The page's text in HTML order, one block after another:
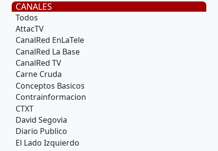
CANALES
Todos
AttacTV
CanalRed EnLaTele
CanalRed La Base
CanalRed TV
Carne Cruda
Conceptos Basicos
Contrainformacion
CTXT
David Segovia
Diario Publico
El Lado Izquierdo